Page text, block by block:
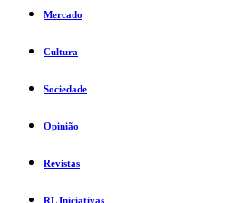
Mercado
Cultura
Sociedade
Opinião
Revistas
RL Iniciativas